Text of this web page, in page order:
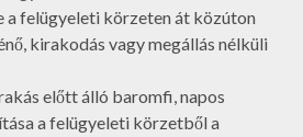
a felügyeleti körzeten át közúton
kirakodás vagy megállás nélküli
előtt álló baromfi, napos
a felügyeleti körzetből a